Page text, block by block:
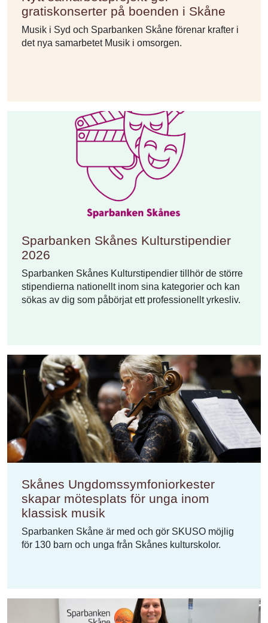
gratiskonserter på boenden i Skåne
Musik i Syd och Sparbanken Skåne förenar krafter i
det nya samarbetet Musik i omsorgen.
Sparbanken Skånes Kulturstipendier
2026
Sparbanken Skånes Kulturstipendier tillhör de större
stipendierna nationellt inom sina kategorier och kan
sökas av dig som påbörjat ett professionellt yrkesliv.
Skånes Ungdomssymfoniorkester
skapar mötesplats för unga inom
klassisk musik
Sparbanken Skåne är med och gör SKUSO möjlig
för 130 barn och unga från Skånes kulturskolor.